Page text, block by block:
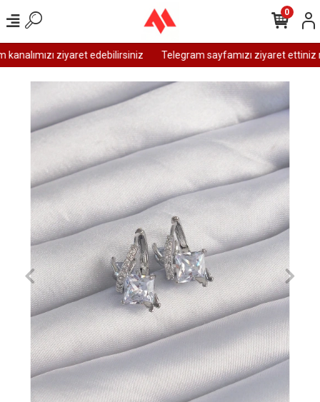
ziyaret edebilirsiniz Telegram sayfamızı ziyaret ettiniz
0